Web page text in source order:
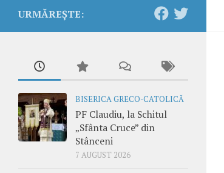
URMĂREȘTE:
BISERICA GRECO-CATOLICĂ
PF Claudiu, la Schitul
„Sfânta Cruce” din
Stânceni
7 AUGUST 2026